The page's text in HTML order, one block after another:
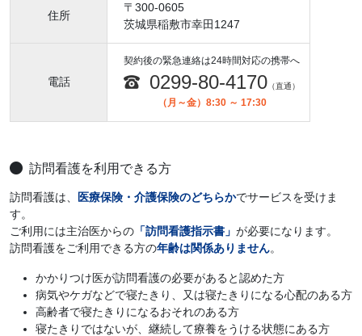
住所
〒300-0605
茨城県稲敷市幸田1247
電話
契約後の緊急連絡は24時間対応の携帯へ
0299-80-4170 （直通）
（月～金）8:30 ～ 17:30
訪問看護を利用できる方
訪問看護は、 医療保険・介護保険のどちらかでサービスを受けま
す。
ご利用には主治医からの 「訪問看護指示書」 が必要になります。
訪問看護をご利用できる方の年齢は関係ありません。
かかりつけ医が訪問看護の必要があると認めた方
病気やケガなどで寝たきり、又は寝たきりになる心配のある方
高齢者で寝たきりになるおそれのある方
寝たきりではないが、継続して療養をうける状態にある方